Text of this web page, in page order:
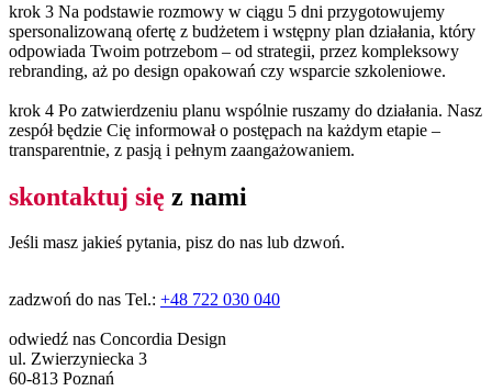
krok 3 Na podstawie rozmowy w ciągu 5 dni przygotowujemy
spersonalizowaną ofertę z budżetem i wstępny plan działania, który
odpowiada Twoim potrzebom – od strategii, przez kompleksowy
rebranding, aż po design opakowań czy wsparcie szkoleniowe.
krok 4 Po zatwierdzeniu planu wspólnie ruszamy do działania. Nasz
zespół będzie Cię informował o postępach na każdym etapie –
transparentnie, z pasją i pełnym zaangażowaniem.
skontaktuj się z nami
Jeśli masz jakieś pytania, pisz do nas lub dzwoń.
zadzwoń do nas Tel.: +48 722 030 040
odwiedź nas Concordia Design
ul. Zwierzyniecka 3
60-813 Poznań